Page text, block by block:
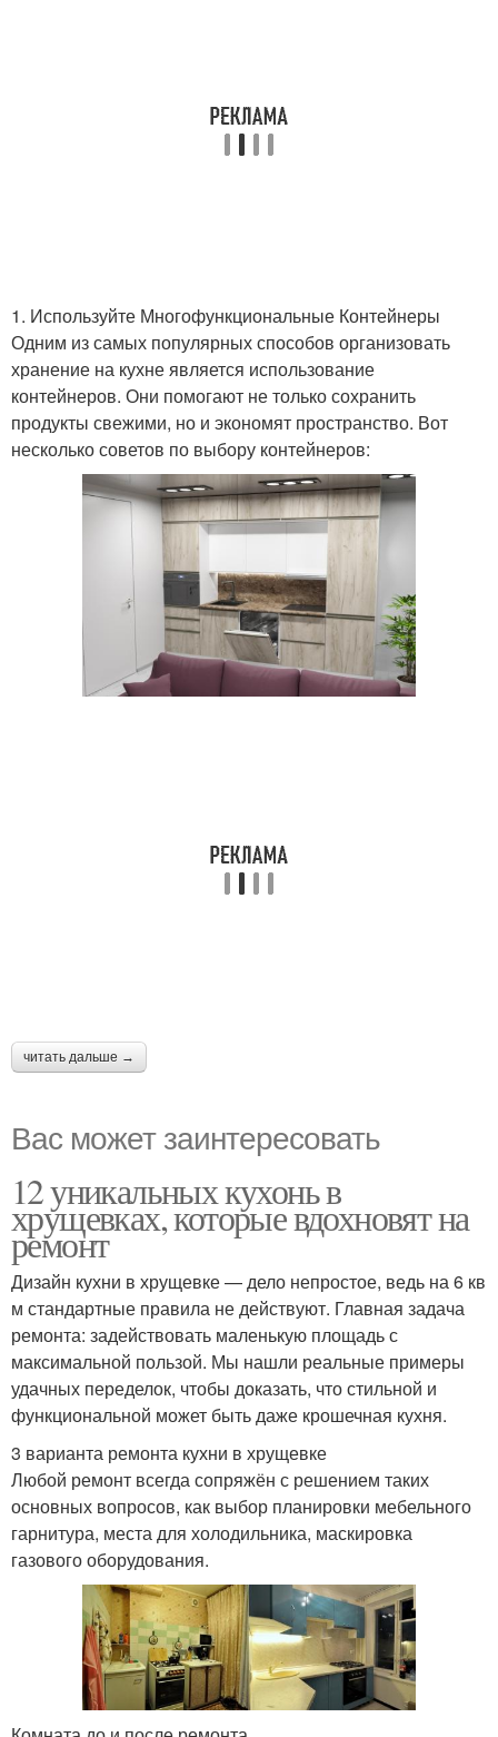
1. Используйте Многофункциональные Контейнеры
Одним из самых популярных способов организовать
хранение на кухне является использование
контейнеров. Они помогают не только сохранить
продукты свежими, но и экономят пространство. Вот
несколько советов по выбору контейнеров:
читать дальше →
Вас может заинтересовать
12 уникальных кухонь в
хрущевках, которые вдохновят на
ремонт
Дизайн кухни в хрущевке — дело непростое, ведь на 6 кв
м стандартные правила не действуют. Главная задача
ремонта: задействовать маленькую площадь с
максимальной пользой. Мы нашли реальные примеры
удачных переделок, чтобы доказать, что стильной и
функциональной может быть даже крошечная кухня.
3 варианта ремонта кухни в хрущевке
Любой ремонт всегда сопряжён с решением таких
основных вопросов, как выбор планировки мебельного
гарнитура, места для холодильника, маскировка
газового оборудования.